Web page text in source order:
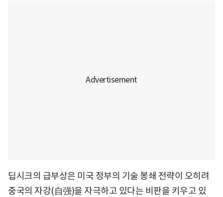
딥시크의 급부상은 미국 정부의 기술 봉쇄 전략이 오히려
중국의 자강(自强)을 자극하고 있다는 비판을 키우고 있